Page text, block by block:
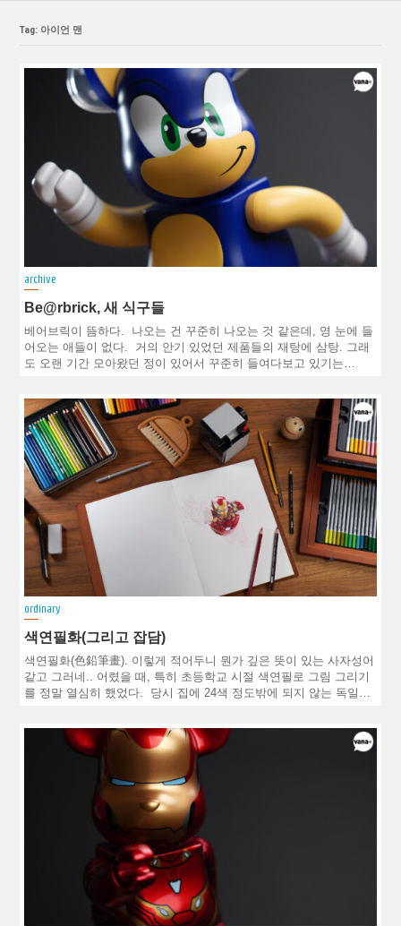
Tag: 아이언 맨
archive
Be@rbrick, 새 식구들
베어브릭이 뜸하다. 나오는 건 꾸준히 나오는 것 같은데, 영 눈에 들
어오는 애들이 없다. 거의 안기 있었던 제품들의 재탕에 삼탕. 그래
도 오랜 기간 모아왔던 정이 있어서 꾸준히 들여다보고 있기는…
ordinary
색연필화(그리고 잡담)
색연필화(色鉛筆畫). 이렇게 적어두니 뭔가 깊은 뜻이 있는 사자성어
같고 그러네.. 어렸을 때, 특히 초등학교 시절 색연필로 그림 그리기
를 정말 열심히 했었다. 당시 집에 24색 정도밖에 되지 않는 독일…